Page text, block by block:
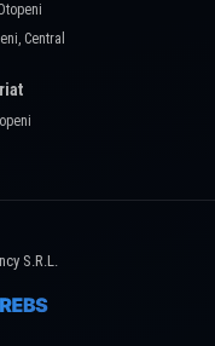
Central
S.R.L.